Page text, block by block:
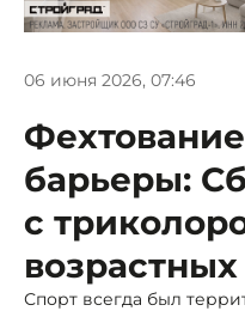
06 июня 2026, 07:46
барьеры:
с
Спорт всегда был